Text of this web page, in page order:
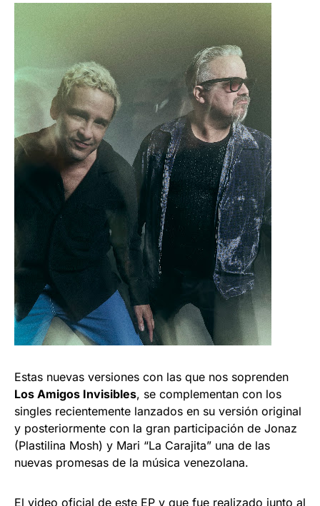
Estas nuevas versiones con las que nos soprenden
Los Amigos Invisibles, se complementan con los
singles recientemente lanzados en su versión original
y posteriormente con la gran participación de Jonaz
(Plastilina Mosh) y Mari “La Carajita” una de las
nuevas promesas de la música venezolana.
El video oficial de este EP y que fue realizado junto al